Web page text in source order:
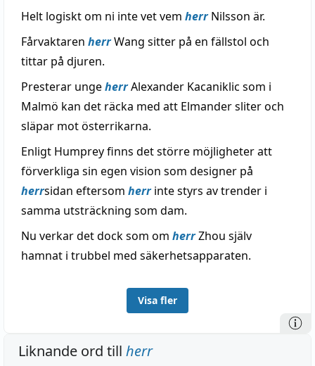
Helt logiskt om ni inte vet vem herrNilsson är.
Fårvaktaren herrWang sitter på en fällstol och
tittar på djuren.
Presterar ungeherrAlexander Kacaniklic som i
Malmö kan det räcka med att Elmander sliter och
släpar mot österrikarna.
Enligt Humprey finns det större möjligheter att
förverkliga sin egen vision som designer på
herrsidan eftersom herrinte styrs av trender i
samma utsträckning som dam.
Nu verkar det dock som om herrZhou själv
hamnat i trubbel med säkerhetsapparaten.
Visa fler
Liknande ord till herr